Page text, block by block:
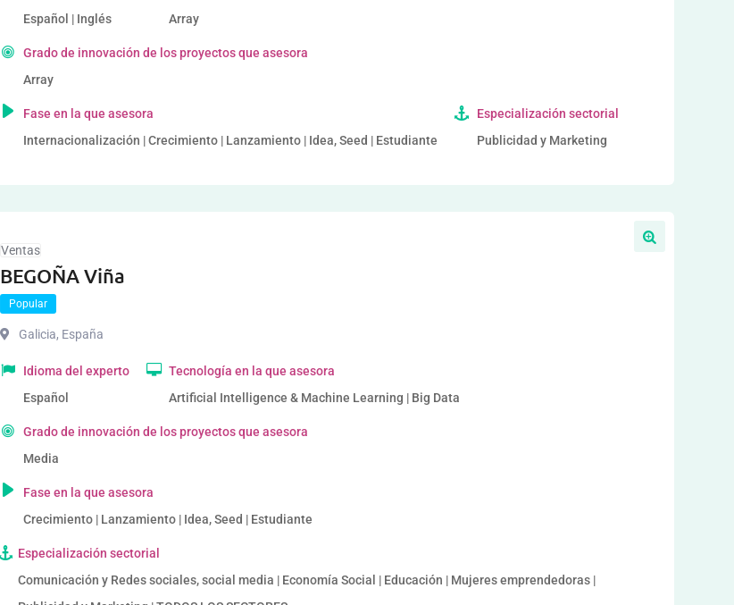
Español | Inglés
Array
Grado de innovación de los proyectos que asesora
Array
Fase en la que asesora
Internacionalización | Crecimiento | Lanzamiento | Idea, Seed | Estudiante
Especialización sectorial
Publicidad y Marketing
Ventas
BEGOÑA Viña
Popular
Galicia, España
Idioma del experto
Español
Tecnología en la que asesora
Artificial Intelligence & Machine Learning | Big Data
Grado de innovación de los proyectos que asesora
Media
Fase en la que asesora
Crecimiento | Lanzamiento | Idea, Seed | Estudiante
Especialización sectorial
Comunicación y Redes sociales, social media | Economía Social | Educación | Mujeres emprendedoras |